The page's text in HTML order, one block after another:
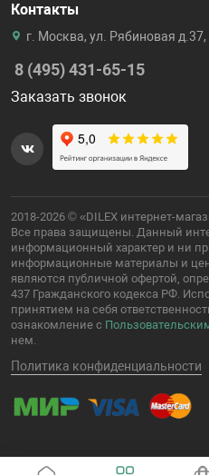
Контакты
г. Москва, ул. Рябиновая д.37,
8 (495) 431-65-15
Заказать звонок
2018-2026 © «DILEX интернет-
Все права защищены. Данный
информационный характер и ни
информационные материалы и
являются публичной офертой,
437 Гражданского кодекса РФ.
принятием на себя
ознакомление с
нем.
Политика конфиденциальности